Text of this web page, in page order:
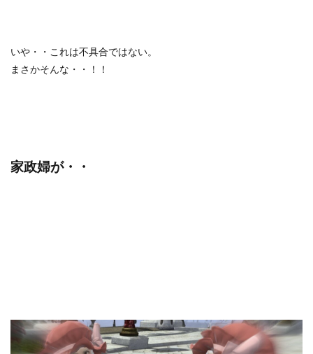
いや・・これは不具合ではない。
まさかそんな・・！！
家政婦が・・